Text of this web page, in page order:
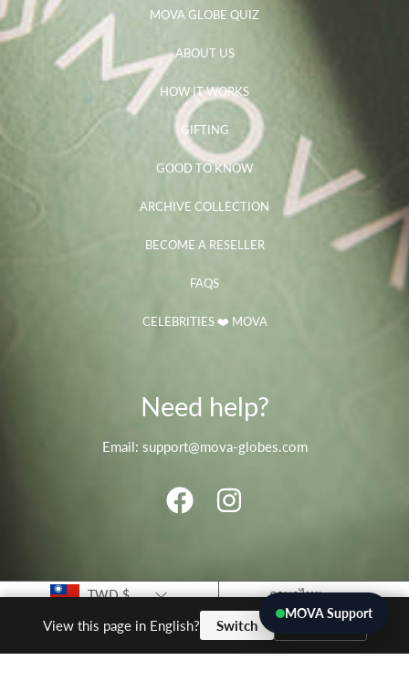
MOVA Support
MOVA GLOBE QUIZ
ABOUT US
HOW IT WORKS
GIFTING
GOOD TO KNOW
ARCHIVE COLLECTION
BECOME A RESELLER
FAQS
CELEBRITIES ❤️ MOVA
Need help?
Email: support@mova-globes.com
FACEBOOK
Country/regionTWD $ Languageภาษาไทย
View this page in English? Switch No thanks